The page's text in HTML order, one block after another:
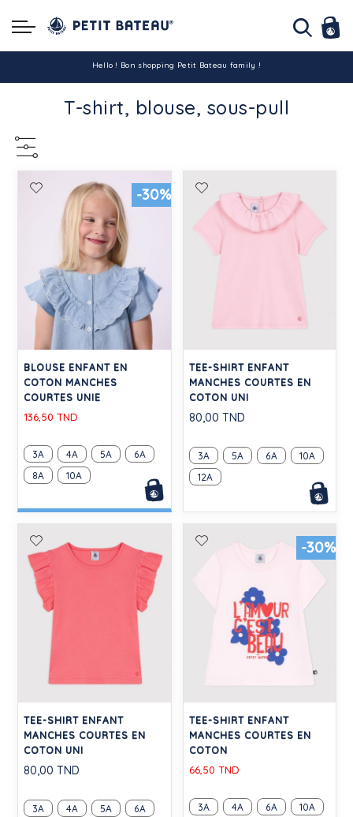
Hello ! Bon shopping Petit Bateau family !
La livraison est assurée partout en Tunisie !
T-shirt, blouse, sous-pull
-30%
BLOUSE ENFANT EN
COTON MANCHES
COURTES UNIE
136,50 TND
3A 4A 5A
6A
8A
10A
TEE-SHIRT ENFANT
MANCHES COURTES EN
COTON UNI
80,00 TND
3A 5A 6A
10A
12A
TEE-SHIRT ENFANT
MANCHES COURTES EN
COTON UNI
80,00 TND
3A 4A 5A
6A
-30%
TEE-SHIRT ENFANT
MANCHES COURTES EN
COTON
66,50 TND
3A 4A 6A 10A